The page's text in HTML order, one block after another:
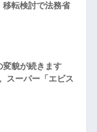
移転検討で法務省
変貌が続きます
スーパー「エビス